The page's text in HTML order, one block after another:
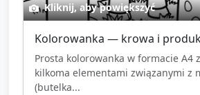
Kliknij, aby powiększyć
Kolorowanka — krowa i
Prosta kolorowanka w formacie A4
kilkoma elementami związanymi z
(butelka...